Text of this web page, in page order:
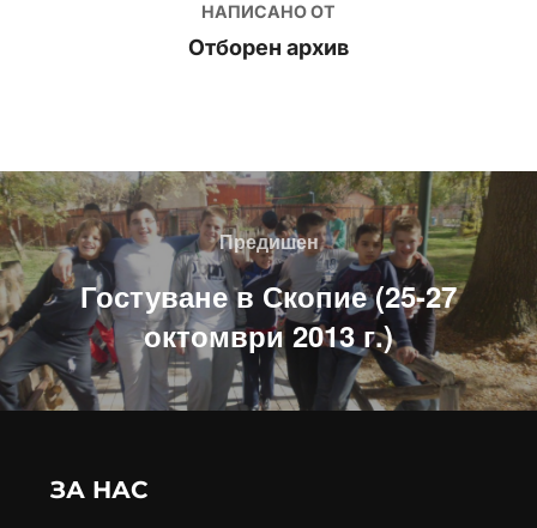
НАПИСАНО ОТ
Отборен архив
Навигация
Предишен
Предишен
Гостуване в Скопие (25-27
октомври 2013 г.)
ЗА НАС